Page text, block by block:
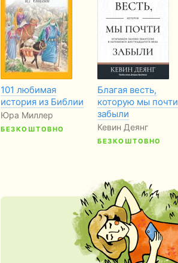
101 любимая
история из Библии
Юра Миллер
БЕЗКОШТОВНО
Благая весть,
которую мы почти
забыли
Кевин Деянг
БЕЗКОШТОВНО